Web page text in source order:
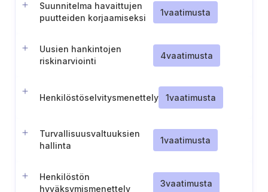
Suunnitelma havaittujen
puutteiden korjaamiseksi
1vaatimusta
Uusien hankintojen
riskinarviointi
4vaatimusta
Henkilöstöselvitysmenettely 1vaatimusta
Turvallisuusvaltuuksien
hallinta
1vaatimusta
Henkilöstön
hyväksymismenettely
3vaatimusta